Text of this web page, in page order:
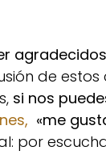
agradecidos
de estos
si nos
«me
por